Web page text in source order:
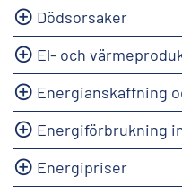
Dödsorsaker
El- och
Energianskaffning
Energiförbrukning
Energipriser